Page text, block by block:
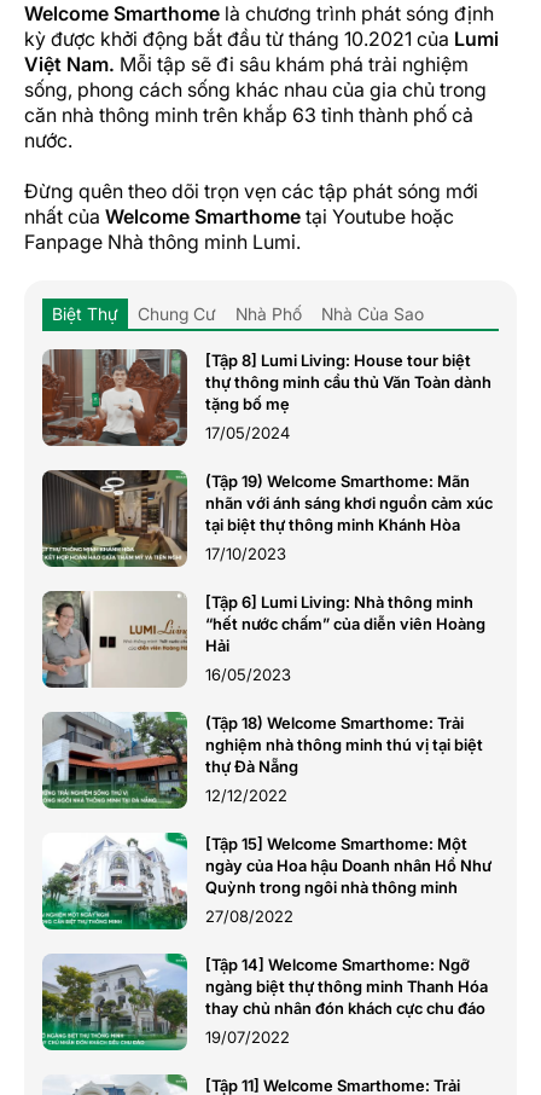
Welcome Smarthome là chương trình phát sóng định
kỳ được khởi động bắt đầu từ tháng 10.2021 của Lumi
Việt Nam. Mỗi tập sẽ đi sâu khám phá trải nghiệm
sống, phong cách sống khác nhau của gia chủ trong
căn nhà thông minh trên khắp 63 tỉnh thành phố cả
nước.
Đừng quên theo dõi trọn vẹn các tập phát sóng mới
nhất của Welcome Smarthome tại Youtube hoặc
Fanpage Nhà thông minh Lumi.
Biệt Thự Chung Cư Nhà Phố Nhà Của Sao
[Tập 8] Lumi Living: House tour biệt
thự thông minh cầu thủ Văn Toàn dành
tặng bố mẹ
17/05/2024
(Tập 19) Welcome Smarthome: Mãn
nhãn với ánh sáng khơi nguồn cảm xúc
tại biệt thự thông minh Khánh Hòa
17/10/2023
[Tập 6] Lumi Living: Nhà thông minh
“hết nước chấm” của diễn viên Hoàng
Hải
16/05/2023
(Tập 18) Welcome Smarthome: Trải
nghiệm nhà thông minh thú vị tại biệt
thự Đà Nẵng
12/12/2022
[Tập 15] Welcome Smarthome: Một
ngày của Hoa hậu Doanh nhân Hồ Như
Quỳnh trong ngôi nhà thông minh
27/08/2022
[Tập 14] Welcome Smarthome: Ngỡ
ngàng biệt thự thông minh Thanh Hóa
thay chủ nhân đón khách cực chu đáo
19/07/2022
[Tập 11] Welcome Smarthome: Trải